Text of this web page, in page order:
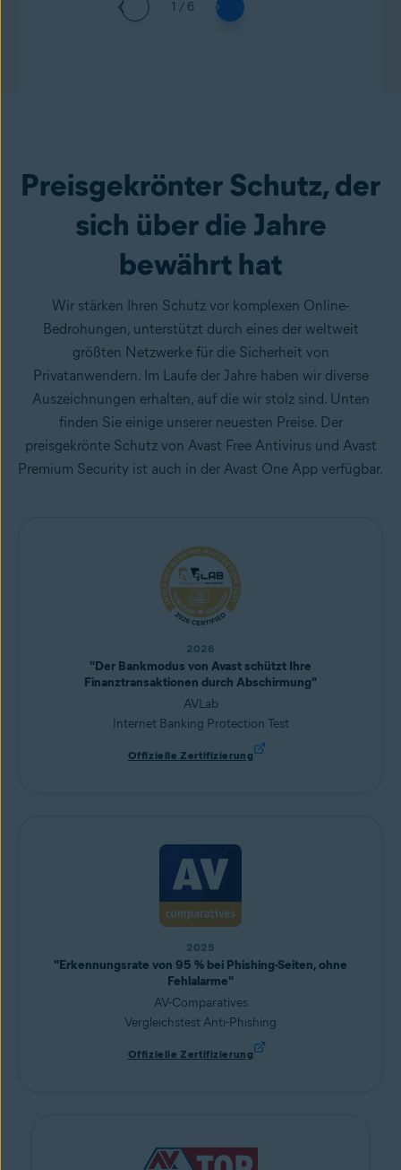
1 / 6
Preisgekrönter Schutz, der
sich über die Jahre
bewährt hat
Wir stärken Ihren Schutz vor komplexen Online-
Bedrohungen, unterstützt durch eines der weltweit
größten Netzwerke für die Sicherheit von
Privatanwendern. Im Laufe der Jahre haben wir diverse
Auszeichnungen erhalten, auf die wir stolz sind. Unten
finden Sie einige unserer neuesten Preise. Der
preisgekrönte Schutz von Avast Free Antivirus und Avast
Premium Security ist auch in der Avast One App verfügbar.
2026
"Der Bankmodus von Avast schützt Ihre
Finanztransaktionen durch Abschirmung"
AVLab
Internet Banking Protection Test
Offizielle Zertifizierung
2025
"Erkennungsrate von 95 % bei Phishing-Seiten, ohne
Fehlalarme"
AV-Comparatives
Vergleichstest Anti-Phishing
Offizielle Zertifizierung